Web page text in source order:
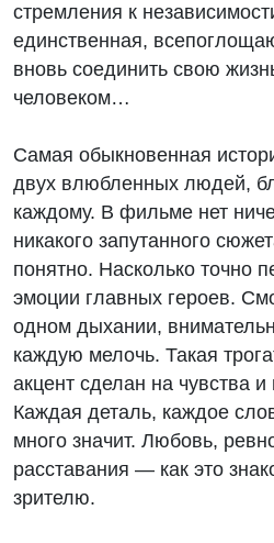
стремления к
единственная,
вновь соединить свою
человеком…
Самая обыкновенная
двух влюбленных людей,
каждому. В фильме нет
никакого запутанного
понятно. Насколько точно
эмоции главных героев.
одном дыхании,
каждую мелочь. Такая
акцент сделан на чувства
Каждая деталь, каждое
много значит. Любовь,
расставания — как это
зрителю.